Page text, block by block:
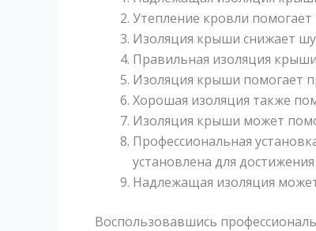
Утепление кровли
Изоляция крыши снижает
Правильная изоляция
Изоляция крыши помогает
Хорошая изоляция также
Изоляция крыши может
Профессиональная
установлена для
Надлежащая изоляция
Воспользовавшись